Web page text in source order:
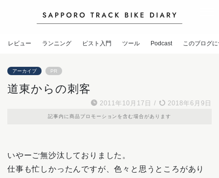
レビュー ランニング ピスト入門 ツール Podcast このブログ
アーカイブ PR
道東からの刺客
2011年10月17日 / 2018年6月9日
記事内に商品プロモーションを含む場合があります
いやーご無沙汰しておりました。
仕事も忙しかったんですが、色々と思うところがあり